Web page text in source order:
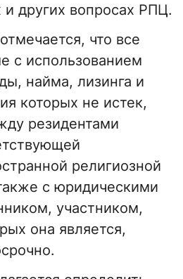
и других вопросах РПЦ.
что все
с использованием
найма, лизинга и
которых не истек,
резидентами
религиозной
с юридическими
участником,
она является,